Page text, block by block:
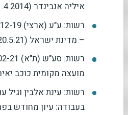
איליה אנבינדר (21.4.2014)
– מדינת ישראל (20.5.21), 1-8, 24-26, 30-34
מועצה מקומית כוכב
רשות: עינת אלבין וגיל
בעבודה: עיון מחודש